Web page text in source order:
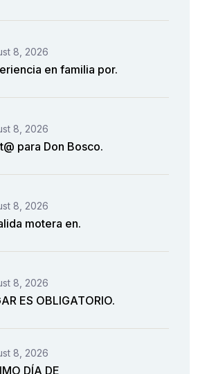
8, 2026
en familia por.
8, 2026
para Don Bosco.
8, 2026
motera en.
8, 2026
ES OBLIGATORIO.
8, 2026
DÍA DE